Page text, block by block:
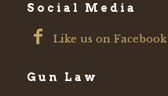
Social Media
Like us on Facebook
Gun Law